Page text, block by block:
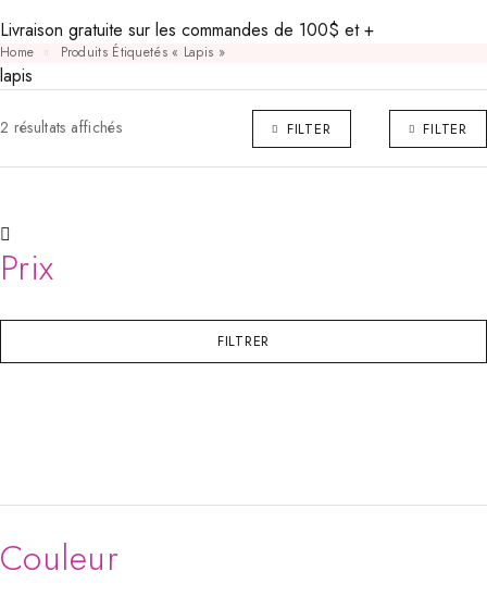
Livraison gratuite sur les commandes de 100$ et +
Home Produits Étiquetés « Lapis »
lapis
2 résultats affichés FILTER FILTER
Prix
FILTRER
Couleur